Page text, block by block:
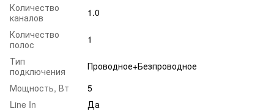
Количество
каналов
1.0
Количество
полос
1
Тип
подключения
Проводное+Безпроводное
Мощность, Вт
5
Line In
Да